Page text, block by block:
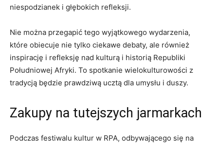
niespodzianek i głębokich refleksji.
Nie ⁣można ⁢przegapić ​tego wyjątkowego wydarzenia,
które obiecuje‍ nie tylko ciekawe debaty, ale‌ również
inspirację ⁣i refleksję nad kulturą i historią Republiki
Południowej Afryki. To spotkanie ​wielokulturowości ⁣z
tradycją⁣ będzie prawdziwą ⁤ucztą dla umysłu‌ i duszy.
Zakupy na tutejszych jarmarkach
Podczas⁤ festiwalu ​kultur w RPA, odbywającego ​się na⁢